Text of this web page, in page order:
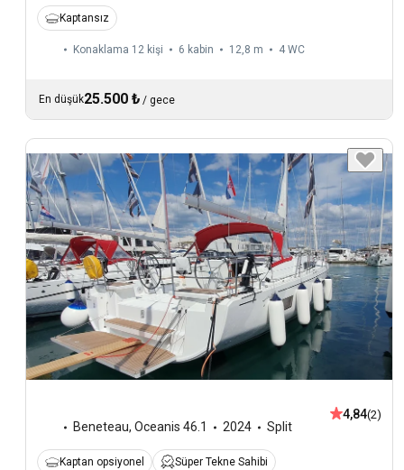
Kaptansız
Konaklama 12 kişi 6 kabin 12,8 m 4 WC
En düşük25.500 ₺ / gece
Beneteau, Oceanis 46.1 2024 Split
4,84(2)
Kaptan opsiyonel Süper Tekne Sahibi